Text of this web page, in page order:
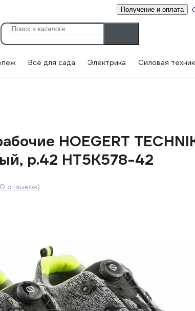
Получение и оплата
Всё для сада Электрика Силовая
HOEGERT
р.42 HT5K578-42
отзывов)